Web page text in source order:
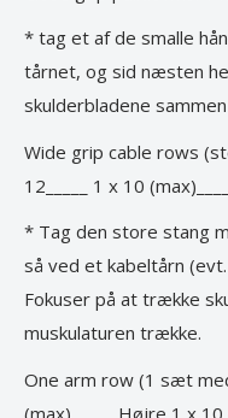
* tag et af de smalle
tårnet, og sid næsten
skulderbladene
Wide grip cable rows
12_____ 1 x 10 (max)_____
* Tag den store stang
så ved et kabeltårn
Fokuser på at trække
muskulaturen trække.
One arm row (1 sæt
(max)_____ Højre 1 x 10